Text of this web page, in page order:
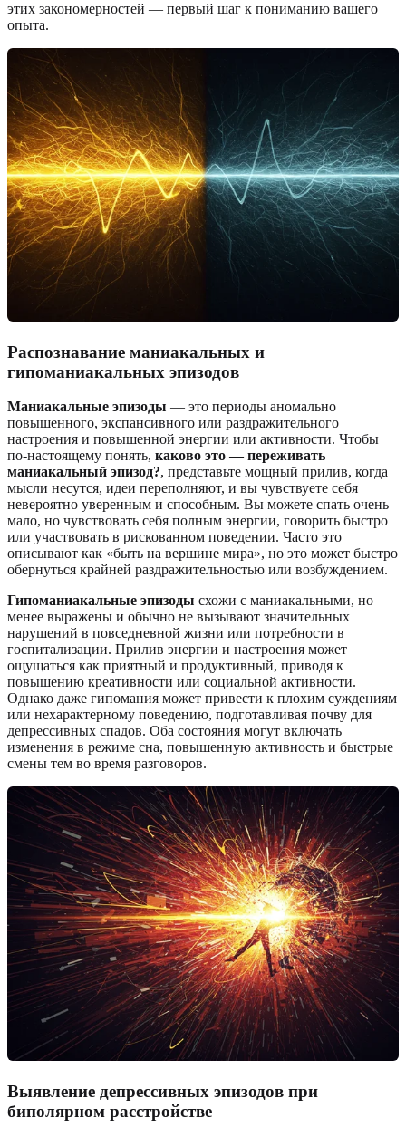
этих закономерностей — первый шаг к пониманию вашего
опыта.
Распознавание маниакальных и
гипоманиакальных эпизодов
Маниакальные эпизоды — это периоды аномально
повышенного, экспансивного или раздражительного
настроения и повышенной энергии или активности. Чтобы
по-настоящему понять, каково это — переживать
маниакальный эпизод?, представьте мощный прилив, когда
мысли несутся, идеи переполняют, и вы чувствуете себя
невероятно уверенным и способным. Вы можете спать очень
мало, но чувствовать себя полным энергии, говорить быстро
или участвовать в рискованном поведении. Часто это
описывают как «быть на вершине мира», но это может быстро
обернуться крайней раздражительностью или возбуждением.
Гипоманиакальные эпизоды схожи с маниакальными, но
менее выражены и обычно не вызывают значительных
нарушений в повседневной жизни или потребности в
госпитализации. Прилив энергии и настроения может
ощущаться как приятный и продуктивный, приводя к
повышению креативности или социальной активности.
Однако даже гипомания может привести к плохим суждениям
или нехарактерному поведению, подготавливая почву для
депрессивных спадов. Оба состояния могут включать
изменения в режиме сна, повышенную активность и быстрые
смены тем во время разговоров.
Выявление депрессивных эпизодов при
биполярном расстройстве